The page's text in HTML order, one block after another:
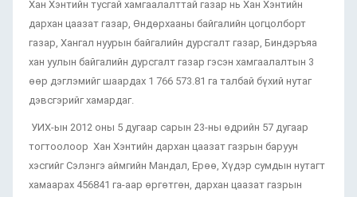
Хан Хэнтийн тусгай хамгаалалттай газар нь Хан Хэнтийн
дархан цаазат газар, Өндөрхааны байгалийн цогцолборт
газар, Хангал нуурын байгалийн дурсгалт газар, Биндэръяа
хан уулын байгалийн дурсгалт газар гэсэн хамгаалалтын 3
өөр дэглэмийг шаардах 1 766 573.81 га талбай бүхий нутаг
дэвсгэрийг хамардаг.
УИХ-ын 2012 оны 5 дугаар сарын 23-ны өдрийн 57 дугаар
тогтоолоор Хан Хэнтийн дархан цаазат газрын баруун
хэсгийг Сэлэнгэ аймгийн Мандал, Ерөө, Хүдэр сумдын нутагт
хамаарах 456841 га-аар өргөтгөн, дархан цаазат газрын